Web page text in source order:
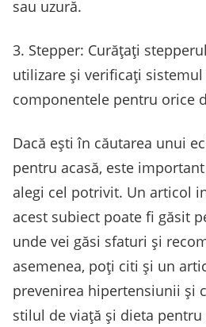
sau uzură.
3. Stepper: Curățați
utilizare și verificați sistemul
componentele pentru orice
Dacă ești în căutarea unui
pentru acasă, este
alegi cel potrivit. Un articol
acest subiect poate fi găsit
unde vei găsi sfaturi și
asemenea, poți citi și un
prevenirea hipertensiunii și
stilul de viață și dieta